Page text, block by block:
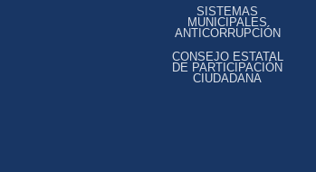
SISTEMAS
MUNICIPALES
ANTICORRUPCIÓN
CONSEJO ESTATAL
DE PARTICIPACIÓN
CIUDADANA